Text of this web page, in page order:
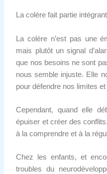
La colère fait partie
La colère n’est pas une
mais plutôt un signal
que nos besoins ne sont
nous semble injuste. Elle
pour défendre nos limites
Cependant, quand elle
épuiser et créer des
à la comprendre et à la
Chez les enfants, et
troubles du